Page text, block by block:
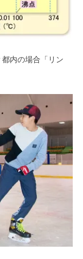
内の場合「リン